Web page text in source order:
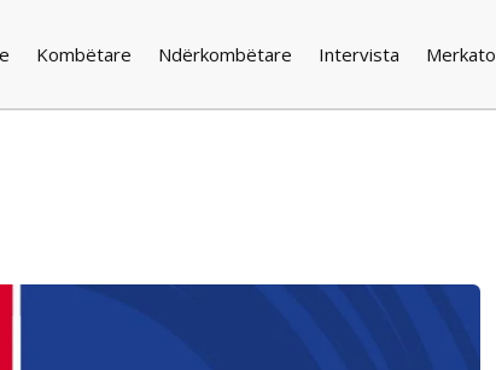
Kombëtare Ndërkombëtare Intervista Merkato